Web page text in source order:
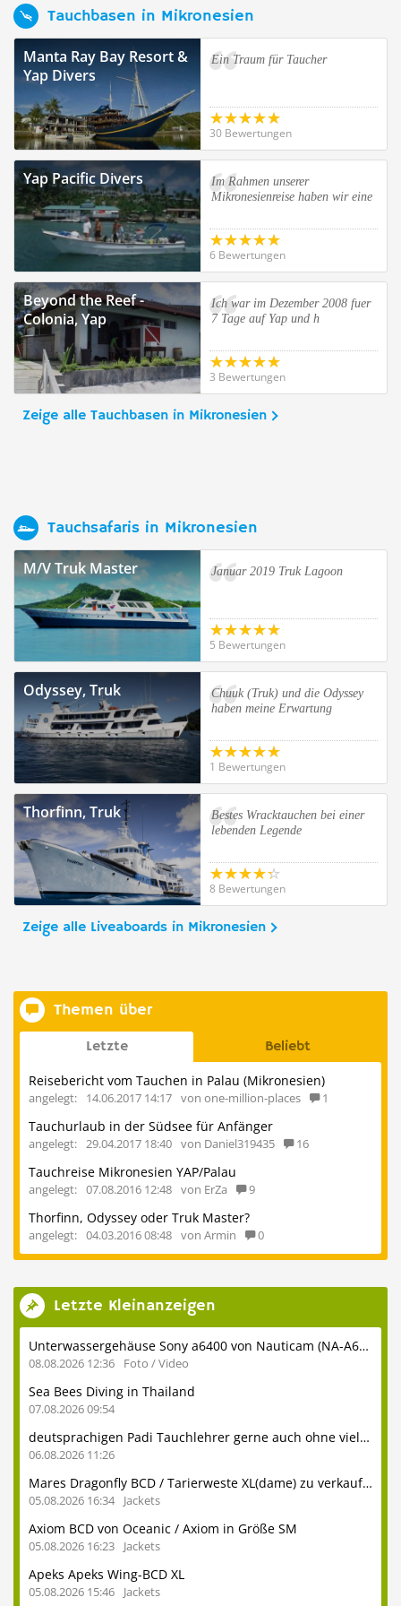
Tauchbasen in Mikronesien
Manta Ray Bay Resort &
Yap Divers
Ein Traum für Taucher
30 Bewertungen
Yap Pacific Divers
Im Rahmen unserer
Mikronesienreise haben wir eine
6 Bewertungen
Beyond the Reef -
Colonia, Yap
Ich war im Dezember 2008 fuer
7 Tage auf Yap und h
3 Bewertungen
Zeige alle Tauchbasen in Mikronesien
Tauchsafaris in Mikronesien
M/V Truk Master Januar 2019 Truk Lagoon
5 Bewertungen
Odyssey, Truk
Chuuk (Truk) und die Odyssey
haben meine Erwartung
1 Bewertungen
Thorfinn, Truk
Bestes Wracktauchen bei einer
lebenden Legende
8 Bewertungen
Zeige alle Liveaboards in Mikronesien
Themen über
Letzte Beliebt
Reisebericht vom Tauchen in Palau (Mikronesien)
angelegt: 14.06.2017 14:17 von one-million-places 1
Tauchurlaub in der Südsee für Anfänger
angelegt: 29.04.2017 18:40 von Daniel319435 16
Tauchreise Mikronesien YAP/Palau
angelegt: 07.08.2016 12:48 von ErZa 9
Thorfinn, Odyssey oder Truk Master?
angelegt: 04.03.2016 08:48 von Armin 0
Letzte Kleinanzeigen
Unterwassergehäuse Sony a6400 von Nauticam (NA-A6400) inkl. Glasdome usw.
08.08.2026 12:36 Foto / Video
Sea Bees Diving in Thailand
07.08.2026 09:54
deutsprachigen Padi Tauchlehrer gerne auch ohne viel Erfahrung
06.08.2026 11:26
Mares Dragonfly BCD / Tarierweste XL(dame) zu verkaufen
05.08.2026 16:34 Jackets
Axiom BCD von Oceanic / Axiom in Größe SM
05.08.2026 16:23 Jackets
Apeks Apeks Wing-BCD XL
05.08.2026 15:46 Jackets